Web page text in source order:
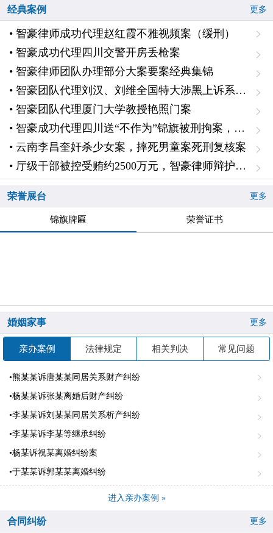
经典案例 更多
• 智豪律师成功代理赵红霞不雅视频案（缓刑）
• 智豪成功代理四川交警开房丢枪案
• 智豪律师团队办理部分大案要案经典集锦
• 智豪团队代理刘汉、刘维全国特大涉黑上诉系列案一主犯二审辩护
• 智豪团队代理厦门大学教授艳照门案
• 智豪成功代理四川送“不作为”锦旗被刑拘案，无罪释放
• 云南李昌奎奸杀少女案，摔死男童案死刑复核案
• 厅级干部被控受贿约2500万元，智豪律师辩护降低1000万元、认定自首，从轻判处十一年
荣誉展台 更多
锦旗牌匾 荣誉证书
婚姻家事 更多
亲办案例 法律规定 相关判决 常见问题
•熊某某诉唐某某同居关系财产纠纷
•杨某某诉张某离婚后财产纠纷
•李某某诉刘某某同居关系析产纠纷
•李某某诉李某等继承纠纷
•杨某诉祝某离婚纠纷案
•于某某诉郭某某离婚纠纷
进入亲办案例 »
合同纠纷 更多